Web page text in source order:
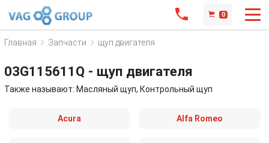
0
Главная Запчасти щуп двигателя
03G115611Q - щуп двигателя
Также называют: Масляный щуп, Контрольный щуп
Acura Alfa Romeo